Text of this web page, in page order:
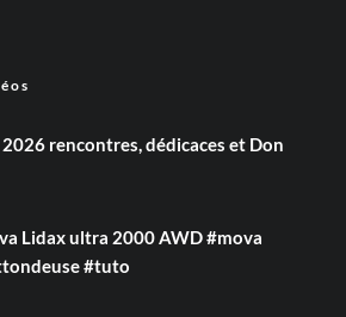
rencontres, dédicaces et Don
Lidax ultra 2000 AWD #mova
#tuto